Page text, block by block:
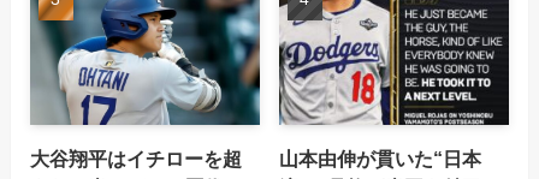
大谷翔平はイチローを超
山本由伸が貫いた“日本